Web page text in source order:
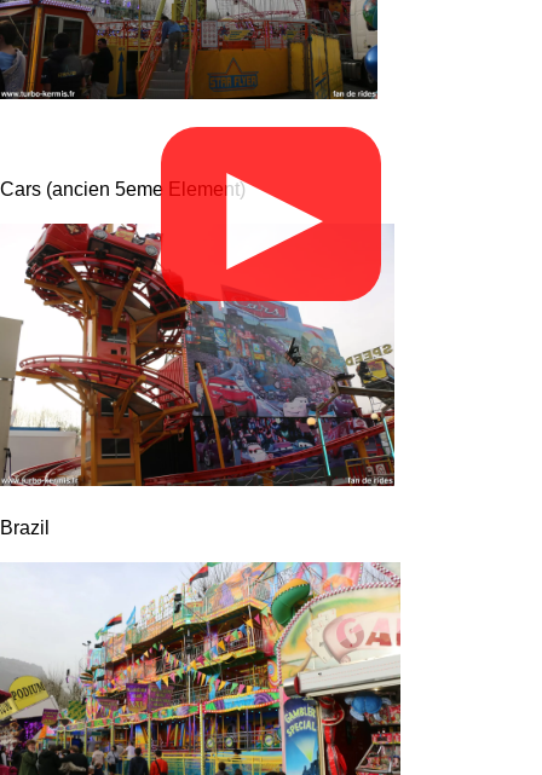
▶
Cars (ancien 5eme Element)
Brazil